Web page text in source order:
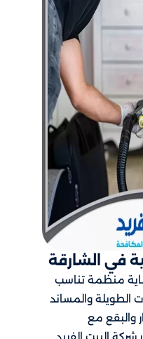
في الشارقة
منظمة تناسب
الطويلة والمساند
والبقع مع